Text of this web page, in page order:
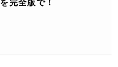
完全版で！